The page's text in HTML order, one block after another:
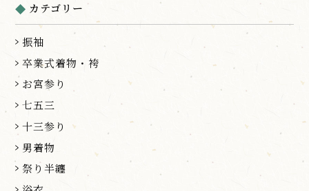
カテゴリー
振袖
卒業式着物・袴
お宮参り
七五三
十三参り
男着物
祭り半纏